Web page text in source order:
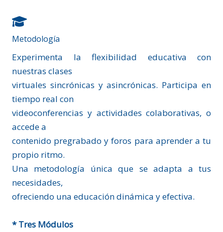
Metodología
Experimenta la flexibilidad educativa con
nuestras clases
virtuales sincrónicas y asincrónicas. Participa en
tiempo real con
videoconferencias y actividades colaborativas, o
accede a
contenido pregrabado y foros para aprender a tu
propio ritmo.
Una metodología única que se adapta a tus
necesidades,
ofreciendo una educación dinámica y efectiva.
* Tres Módulos